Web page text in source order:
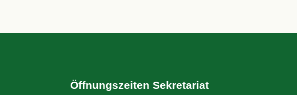
Öffnungszeiten Sekretariat